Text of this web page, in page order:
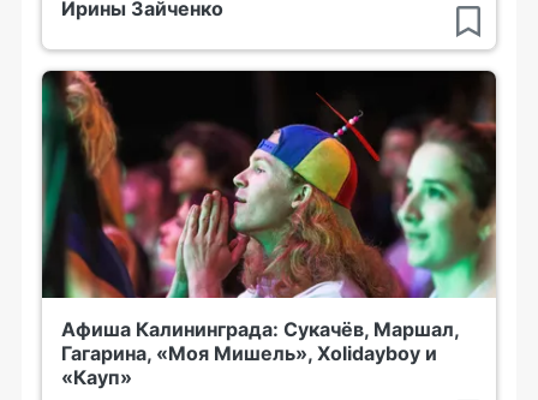
Ирины Зайченко
Афиша Калининграда: Сукачёв, Маршал,
Гагарина, «Моя Мишель», Xolidayboy и
«Кауп»